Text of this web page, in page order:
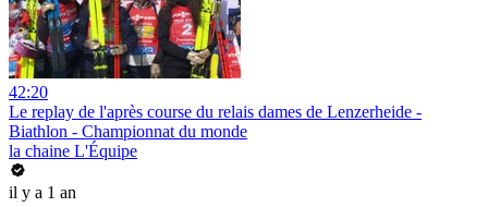
42:20
Le replay de l'après course du relais dames de Lenzerheide -
Biathlon - Championnat du monde
la chaine L'Équipe
il y a 1 an